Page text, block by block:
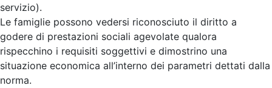
servizio).
Le famiglie possono vedersi riconosciuto il diritto a
godere di prestazioni sociali agevolate qualora
rispecchino i requisiti soggettivi e dimostrino una
situazione economica all’interno dei parametri dettati dalla
norma.